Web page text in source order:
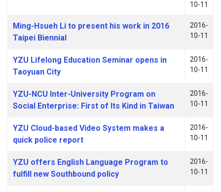
10-11
Ming-Hsueh Li to present his work in 2016
Taipei Biennial
2016-
10-11
YZU Lifelong Education Seminar opens in
Taoyuan City
2016-
10-11
YZU-NCU Inter-University Program on
Social Enterprise: First of Its Kind in Taiwan
2016-
10-11
YZU Cloud-based Video System makes a
quick police report
2016-
10-11
YZU offers English Language Program to
fulfill new Southbound policy
2016-
10-11